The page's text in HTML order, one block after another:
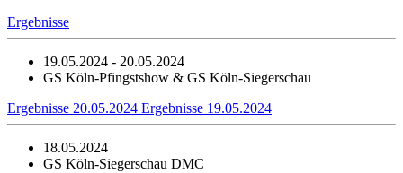
Ergebnisse
19.05.2024 - 20.05.2024
GS Köln-Pfingstshow & GS Köln-Siegerschau
Ergebnisse 20.05.2024 Ergebnisse 19.05.2024
18.05.2024
GS Köln-Siegerschau DMC